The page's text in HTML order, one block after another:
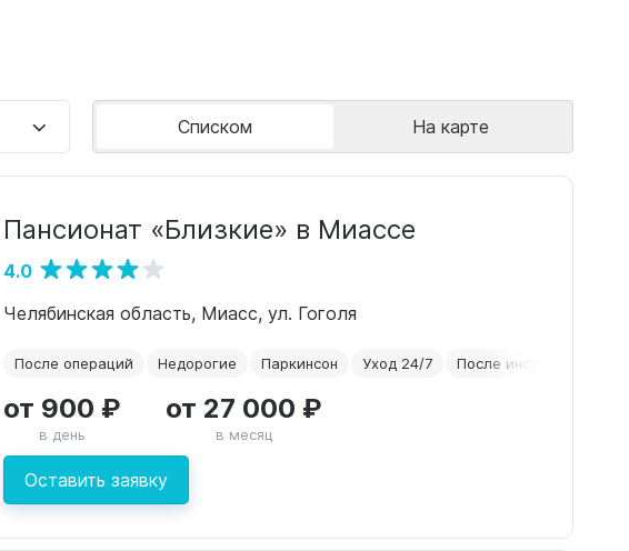
Списком На карте
Пансионат «Близкие» в Миассе
4.0
Челябинская область, Миасс, ул. Гоголя
После операций Недорогие Паркинсон Уход 24/7 После инсульта
Оставить заявку
от 900 ₽
в день
от 27 000 ₽
в месяц